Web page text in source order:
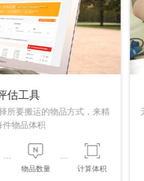
估工具
所要搬运的物品方式，来精
件物品体积
物品数量 计算体积